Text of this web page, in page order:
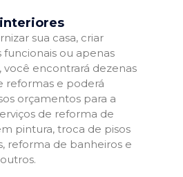
sua casa, criar
ou apenas
você encontrará dezenas
reformas e poderá
orçamentos para a
de reforma de
pintura, troca de pisos
reforma de banheiros e